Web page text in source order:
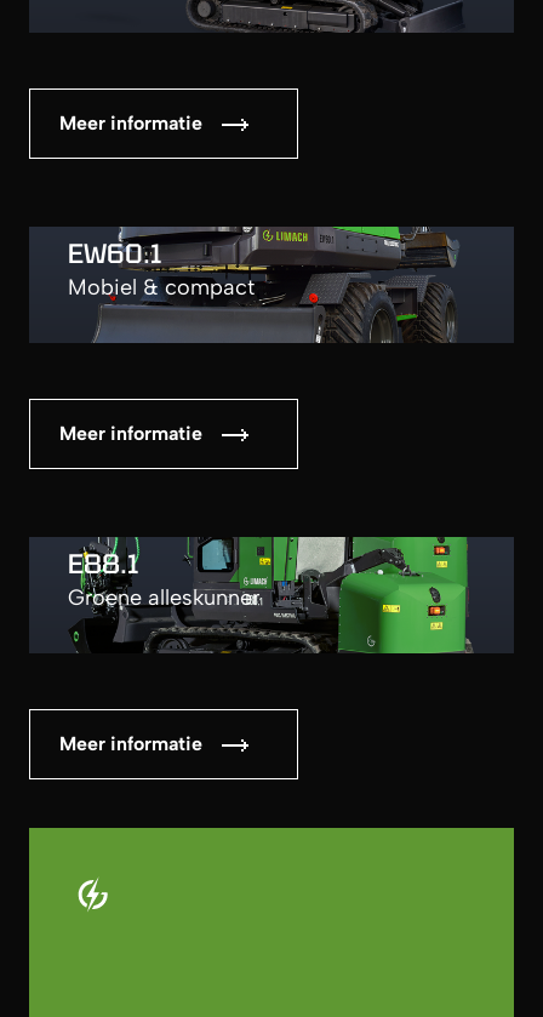
Meer informatie
EW60.1
Mobiel & compact
Meer informatie
E88.1
Groene alleskunner
Meer informatie